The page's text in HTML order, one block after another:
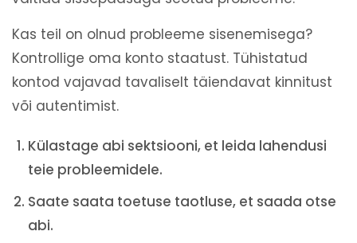
Kas teil on olnud probleeme sisenemisega?
Kontrollige oma konto staatust. Tühistatud
kontod vajavad tavaliselt täiendavat kinnitust
või autentimist.
Külastage abi sektsiooni, et leida lahendusi
teie probleemidele.
Saate saata toetuse taotluse, et saada otse
abi.